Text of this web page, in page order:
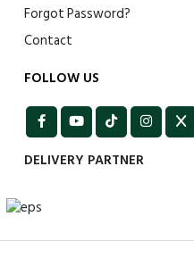
Forgot Password?
Contact
FOLLOW US
DELIVERY PARTNER